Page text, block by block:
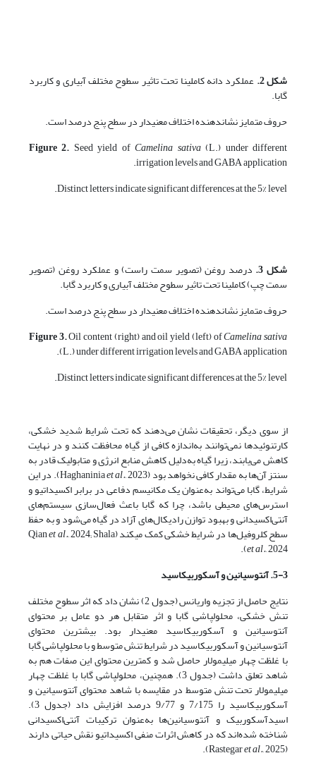
شکل 2. عملکرد دانه کاملینا تحت تاثیر سطوح مختلف آبیاری و کاربرد
گابا.
حروف متمایز نشان­دهنده اختلاف معنی­دار در سطح پنج درصد است.
Figure 2. Seed yield ofCamelina sativa(L.) under different
irrigation levels and GABA application.
Distinct letters indicate significant differences at the 5% level.
شکل 3. درصد روغن (تصویر سمت راست) و عملکرد روغن (تصویر
سمت چپ) کاملینا تحت تاثیر سطوح مختلف آبیاری و کاربرد گابا.
حروف متمایز نشان­دهنده اختلاف معنی­دار در سطح پنج درصد است.
Figure 3.Oil content (right) and oil yield (left) ofCamelina sativa
(L.) under different irrigation levels and GABA application.
Distinct letters indicate significant differences at the 5% level.
از سوی دیگر، تحقیقات نشان می‌دهند که تحت شرایط شدید خشکی،
کارتنوئیدها نمی‌توانند به‌اندازه کافی از گیاه محافظت کنند و در نهایت
کاهش می‌یابند، زیرا گیاه به‌دلیل کاهش منابع انرژی و متابولیک قادر به
سنتز آن‌ها به مقدار کافی نخواهد بود (Haghaninia et al. , 2023). در این
شرایط، گابا می‌تواند به‌عنوان یک مکانیسم دفاعی در برابر اکسیداتیو و
استرس‌های محیطی باشد، چرا که گابا باعث فعال‌سازی سیستم‌های
آنتی‌اکسیدانی و بهبود توازن رادیکال‌های آزاد در گیاه می‌شود و به حفظ
سطح کلروفیل‌ها در شرایط خشکی کمک می­کند (Qian et al., 2024; Shala
et al., 2024).
5-3. آنتوسیانین و آسکوربیک
اسید
نتایج حاصل از تجزیه واریانس (جدول 2) نشان داد که اثر سطوح مختلف
تنش خشکی، محلول­پاشی گابا و اثر متقابل هر دو عامل بر محتوای
آنتوسیانین و آسکوربیک­اسید معنی­دار بود. بیشترین محتوای
آنتوسیانین و آسکوربیک­اسید در شرایط تنش متوسط و با محلول­پاشی گابا
با غلظت چهار میلی­مولار حاصل شد و کمترین محتوای این صفات هم به
شاهد تعلق داشت (جدول 3). همچنین، محلول­پاشی گابا با غلظت چهار
میلی­مولار تحت تنش متوسط در مقایسه با شاهد محتوای آنتوسیانین و
آسکوربیک­اسید را 7/175 و 9/77 درصد افزایش داد (جدول 3).
اسیدآسکوربیک و آنتوسیانین‌ها به‌عنوان ترکیبات آنتی‌اکسیدانی
شناخته شده‌اند که در کاهش اثرات منفی اکسیداتیو نقش حیاتی دارند
(Rastegar
et al., 2025).